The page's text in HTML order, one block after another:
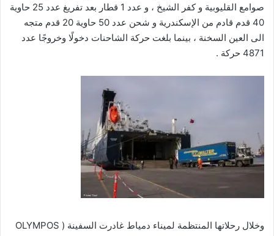
صوامع القليوبية و كفر الشيخ ، و عدد 1 قطار بعد تفريغ عدد 25 حاوية
40 قدم قادم من الإسكندرية و شحن عدد 50 حاوية 20 قدم متجه
الى العين السخنة ، بينما بلغت حركة الشاحنات دخولًا وخروجًا عدد
4871 حركة .
وخلال رحلاتها المنتظمة لميناء دمياط غادرت السفينة ( OLYMPOS